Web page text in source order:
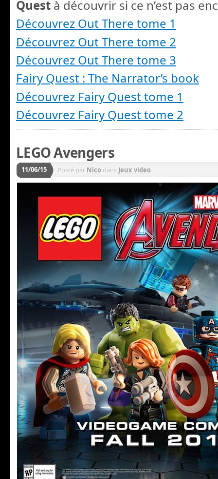
Quest à découvrir si ce n’est pas
Découvrez Out There tome 1
Découvrez Out There tome 2
Découvrez Out There tome 3
Fairy Quest : The Narrator’s book
Découvrez Fairy Quest tome 1
Découvrez Fairy Quest tome 2
LEGO Avengers
11/06/15 Posté par Nico dans Jeux video